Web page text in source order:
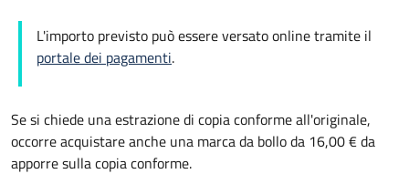
L'importo previsto può essere versato online tramite il
portale dei pagamenti.
Se si chiede una estrazione di copia conforme all'originale,
occorre acquistare anche una marca da bollo da 16,00 € da
apporre sulla copia conforme.